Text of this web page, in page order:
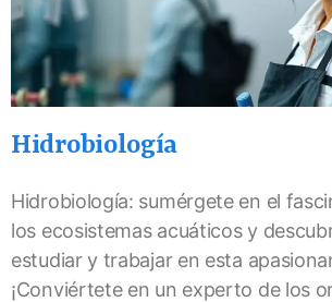
Hidrobiología
Hidrobiología: sumérgete en el
los ecosistemas acuáticos y
estudiar y trabajar en esta
¡Conviértete en un experto de los